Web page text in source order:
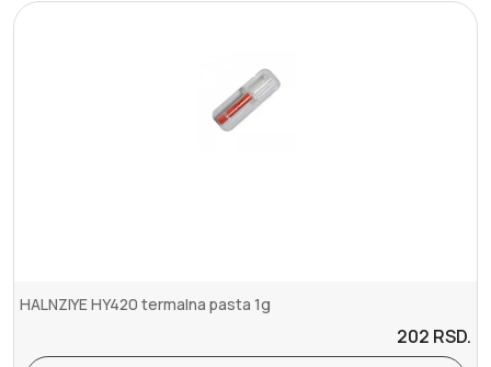
HALNZIYE HY420 termalna pasta 1g
202 RSD.